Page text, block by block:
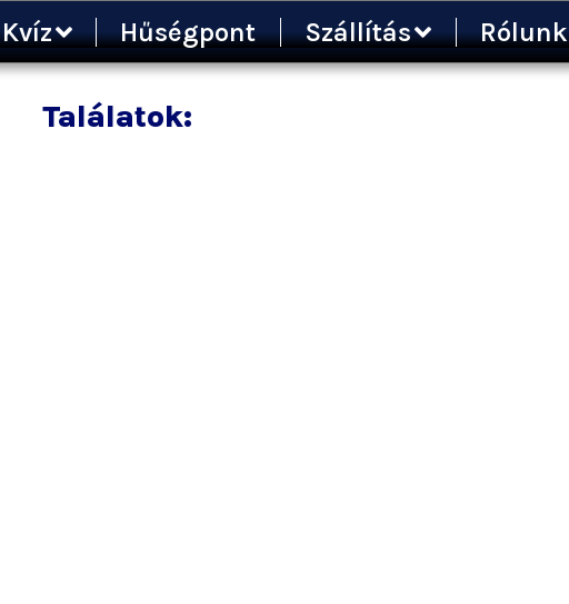
Kvíz Hűségpont Szállítás Rólunk
Találatok: